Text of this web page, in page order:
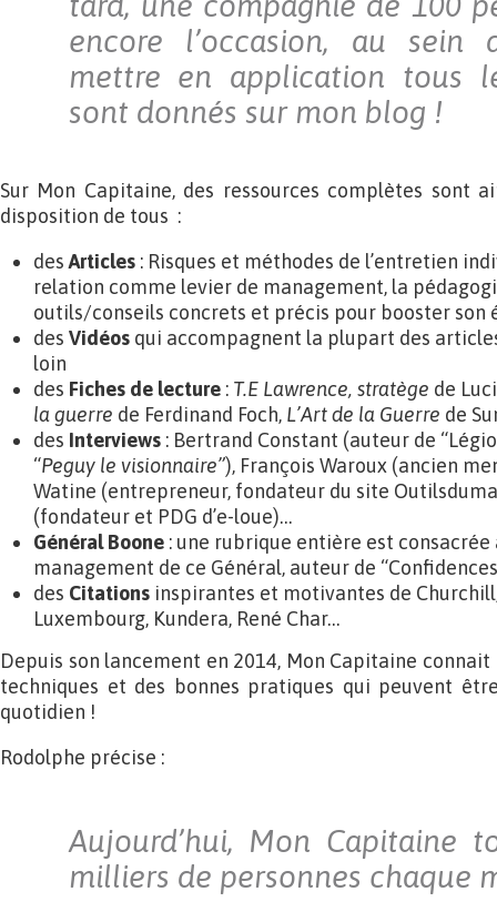
encore l’occasion, au sein
mettre en application tous
sont donnés sur mon blog !
Sur Mon Capitaine, des ressources complètes sont
disposition de tous :
desArticles : Risques et méthodes de l’entretien
relation comme levier de management, la
outils/conseils concrets et précis pour booster son
des Vidéos qui accompagnent la plupart des
loin
des Fiches de lecture : T.E Lawrence, stratège de
la guerre de Ferdinand Foch, L’Art de la Guerre de
des Interviews : Bertrand Constant (auteur de
“Peguy le visionnaire”), François Waroux (ancien
Watine (entrepreneur, fondateur du site
(fondateur et PDG d’e-loue)…
Général Boone : une rubrique entière est consacrée
management de ce Général, auteur de
des Citations inspirantes et motivantes de
Luxembourg, Kundera, René Char…
Depuis son lancement en 2014, Mon Capitaine
techniques et des bonnes pratiques qui peuvent
quotidien !
Rodolphe précise :
Aujourd’hui, Mon Capitaine
milliers de personnes chaque